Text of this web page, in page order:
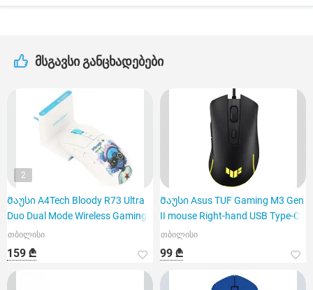
მსგავსი განცხადებები
2
Მაუსი A4Tech Bloody R73 Ultra
Duo Dual Mode Wireless Gaming
თბილისი
159 ₾
Მაუსი Asus TUF Gaming M3 Gen
II mouse Right-hand USB Type-C
თბილისი
99 ₾